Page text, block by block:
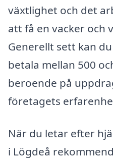
växtlighet och det
att få en vacker och
Generellt sett kan
betala mellan 500
beroende på
företagets
När du letar efter
i Lögdeå